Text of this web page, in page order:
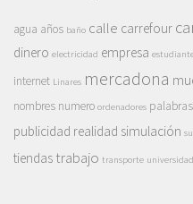
agua años baño calle carrefour
dinero electricidad empresa
internet Linares mercadona
nombres numero ordenadores palabras
publicidad realidad simulación
tiendas trabajo transporte universidad